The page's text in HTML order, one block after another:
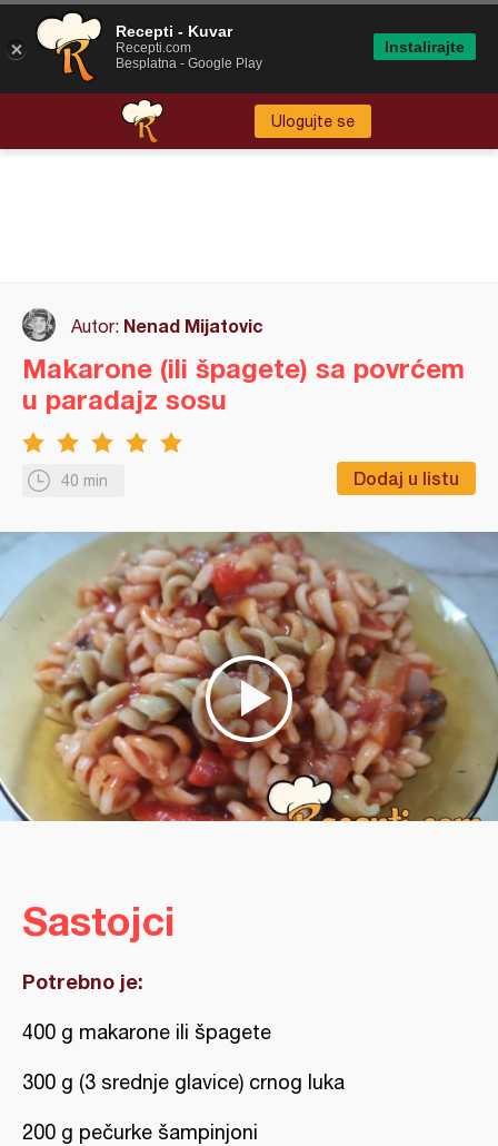
Ulogujte se
Autor: Nenad Mijatovic
40 min Dodaj u listu
Makarone (ili špagete) sa povrćem
u paradajz sosu
Sastojci
Potrebno je:
400 g makarone ili špagete
300 g (3 srednje glavice) crnog luka
200 g pečurke šampinjoni
Recepti - Kuvar
Recepti.com
Besplatna - Google Play
Instalirajte